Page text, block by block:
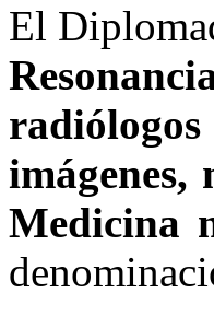
El
radiólogos
Medicina